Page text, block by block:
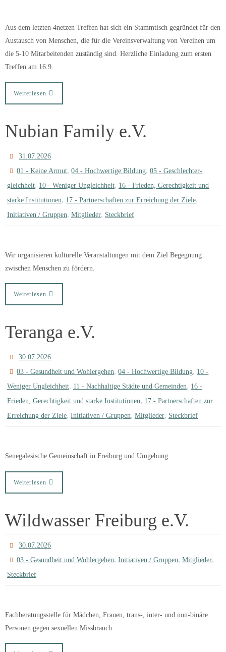
Aus dem letzten 4netzen Treffen hat sich ein Stammtisch gegründet für den
Austausch von Menschen, die für die Vereinsverwaltung von Vereinen um
die 5-10 Mitarbeitenden zuständig sind. Herzliche Einladung zum ersten
Treffen am 16.9.
Weiterlesen
Nubian Family e.V.
31.07.2026
01 - Keine Armut,04 - Hochwertige Bildung,05 - Geschlechter­
gleichheit, 10 - Weniger Ungleichheit, 16 - Frieden, Gerechtigkeit und
starke Institutionen, 17 - Partnerschaften zur Erreichung der Ziele,
Initiativen / Gruppen, Mitglieder, Steckbrief
Wir organisieren kulturelle Veranstaltungen mit dem Ziel Begegnung
zwischen Menschen zu fördern.
Weiterlesen
Teranga e.V.
30.07.2026
03 - Gesundheit und Wohlergehen,04 - Hochwertige Bildung, 10 -
Weniger Ungleichheit, 11 - Nachhaltige Städte und Gemeinden, 16 -
Frieden, Gerechtigkeit und starke Institutionen, 17 - Partnerschaften zur
Erreichung der Ziele, Initiativen / Gruppen, Mitglieder, Steckbrief
Senegalesische Gemeinschaft in Freiburg und Umgebung
Weiterlesen
Wildwasser Freiburg e.V.
30.07.2026
03 - Gesundheit und Wohlergehen,Initiativen / Gruppen,Mitglieder,
Steckbrief
Fachberatungsstelle für Mädchen, Frauen, trans-, inter- und non-binäre
Personen gegen sexuellen Missbrauch